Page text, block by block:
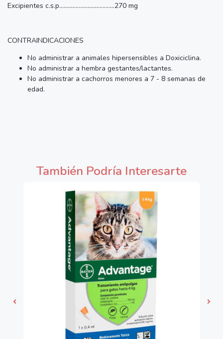
Excipientes c.s.p.....................................270 mg
CONTRAINDICACIONES
No administrar a animales hipersensibles a Doxiciclina.
No administrar a hembra gestantes/lactantes.
No administrar a cachorros menores a 7 - 8 semanas de
edad.
También Podría Interesarte